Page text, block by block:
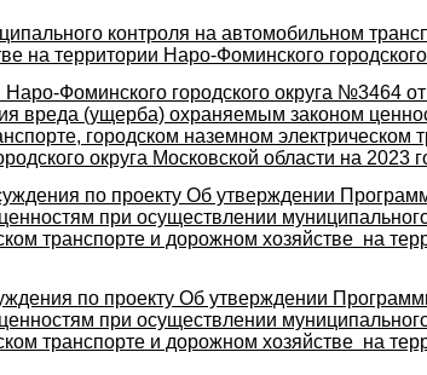
контроля на автомобильном
на территории Наро-Фоминского
Фоминского городского округа №3464
вреда (ущерба) охраняемым законом
городском наземном электрическом
округа Московской области на 2023
по проекту Об утверждении
при осуществлении
транспорте и дорожном хозяйстве на
по проекту Об утверждении
при осуществлении
транспорте и дорожном хозяйстве на